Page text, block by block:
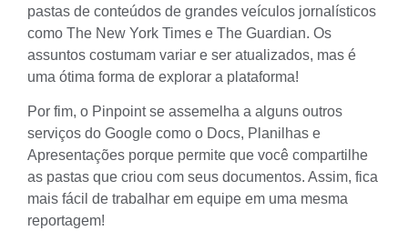
pastas de conteúdos de grandes veículos jornalísticos
como The New York Times e The Guardian. Os
assuntos costumam variar e ser atualizados, mas é
uma ótima forma de explorar a plataforma!
Por fim, o Pinpoint se assemelha a alguns outros
serviços do Google como o Docs, Planilhas e
Apresentações porque permite que você compartilhe
as pastas que criou com seus documentos. Assim, fica
mais fácil de trabalhar em equipe em uma mesma
reportagem!